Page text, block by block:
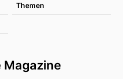
Themen
Magazine